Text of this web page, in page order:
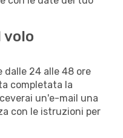
volo
dalle 24 alle 48 ore
completata la
un'e-mail una
con le istruzioni per